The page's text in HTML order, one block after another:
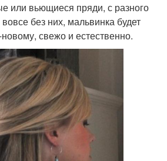
или вьющиеся пряди, с разного
без них, мальвинка будет
свежо и естественно.